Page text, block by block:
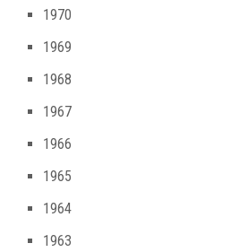
1970
1969
1968
1967
1966
1965
1964
1963